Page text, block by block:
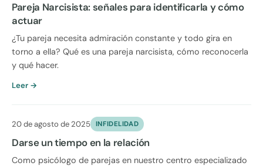
Pareja Narcisista: señales para identificarla y cómo
actuar
¿Tu pareja necesita admiración constante y todo gira en
torno a ella? Qué es una pareja narcisista, cómo reconocerla
y qué hacer.
Leer →
20 de agosto de 2025 INFIDELIDAD
Darse un tiempo en la relación
Como psicólogo de parejas en nuestro centro especializado